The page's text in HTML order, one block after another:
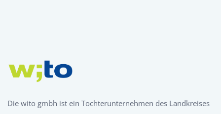
Die wito gmbh ist ein Tochterunternehmen des Landkreises